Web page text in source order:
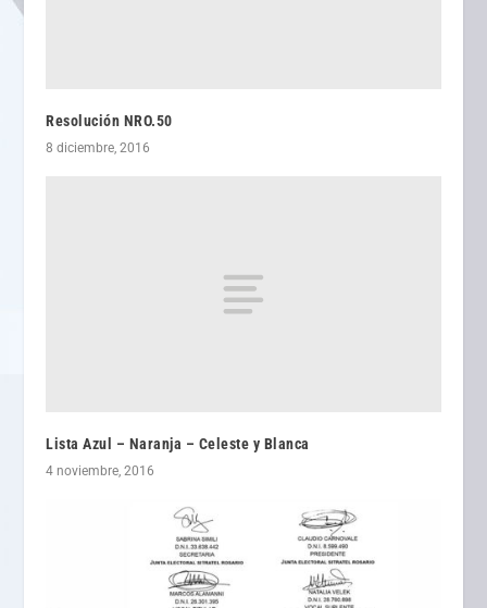
Resolución NRO.50
8 diciembre, 2016
Lista Azul – Naranja – Celeste y Blanca
4 noviembre, 2016